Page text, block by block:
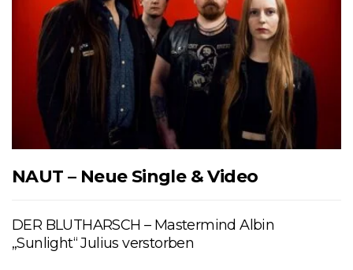
NAUT – Neue Single & Video
DER BLUTHARSCH – Mastermind Albin
„Sunlight“ Julius verstorben